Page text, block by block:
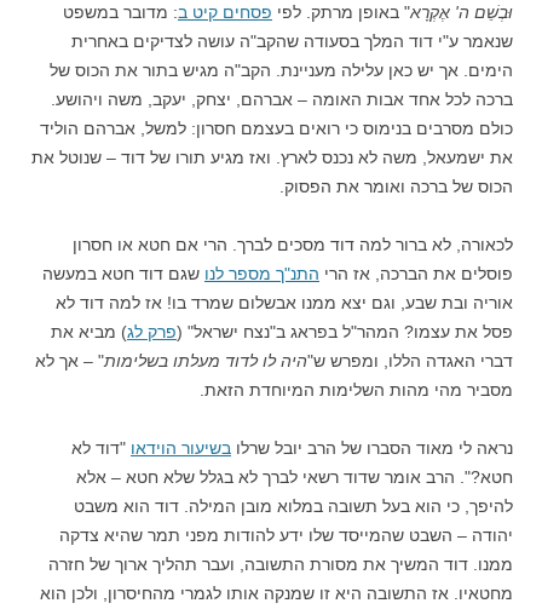
וּבְשֵׁם ה' אֶקְרָא" באופן מרתק. לפי פסחים קיט ב: מדובר במשפט
שנאמר ע"י דוד המלך בסעודה שהקב"ה עושה לצדיקים באחרית
הימים. אך יש כאן עלילה מעניינת. הקב"ה מגיש בתור את הכוס של
ברכה לכל אחד אבות האומה – אברהם, יצחק, יעקב, משה ויהושע.
כולם מסרבים בנימוס כי רואים בעצמם חסרון: למשל, אברהם הוליד
את ישמעאל, משה לא נכנס לארץ. ואז מגיע תורו של דוד – שנוטל את
הכוס של ברכה ואומר את הפסוק.
לכאורה, לא ברור למה דוד מסכים לברך. הרי אם חטא או חסרון
פוסלים את הברכה, אז הרי התנ"ך מספר לנו שגם דוד חטא במעשה
אוריה ובת שבע, וגם יצא ממנו אבשלום שמרד בו! אז למה דוד לא
פסל את עצמו? המהר"ל בפראג ב"נצח ישראל" (פרק לג) מביא את
דברי האגדה הללו, ומפרש ש"היה לו לדוד מעלתו בשלימות" – אך לא
מסביר מהי מהות השלימות המיוחדת הזאת.
נראה לי מאוד הסברו של הרב יובל שרלו בשיעור הוידאו "דוד לא
חטא?". הרב אומר שדוד רשאי לברך לא בגלל שלא חטא – אלא
להיפך, כי הוא בעל תשובה במלוא מובן המילה. דוד הוא משבט
יהודה – השבט שהמייסד שלו ידע להודות מפני תמר שהיא צדקה
ממנו. דוד המשיך את מסורת התשובה, ועבר תהליך ארוך של חזרה
מחטאיו. אז התשובה היא זו שמנקה אותו לגמרי מהחיסרון, ולכן הוא